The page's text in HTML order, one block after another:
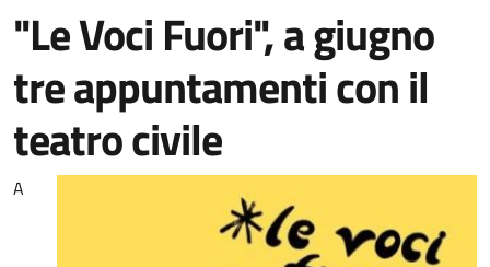
"Le Voci Fuori", a giugno
tre appuntamenti con il
teatro civile
A